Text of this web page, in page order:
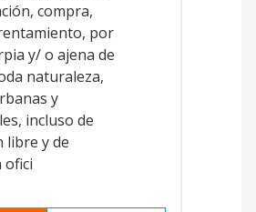
compra,
por
y/ o ajena de
naturaleza,
y
incluso de
libre y de
ofici